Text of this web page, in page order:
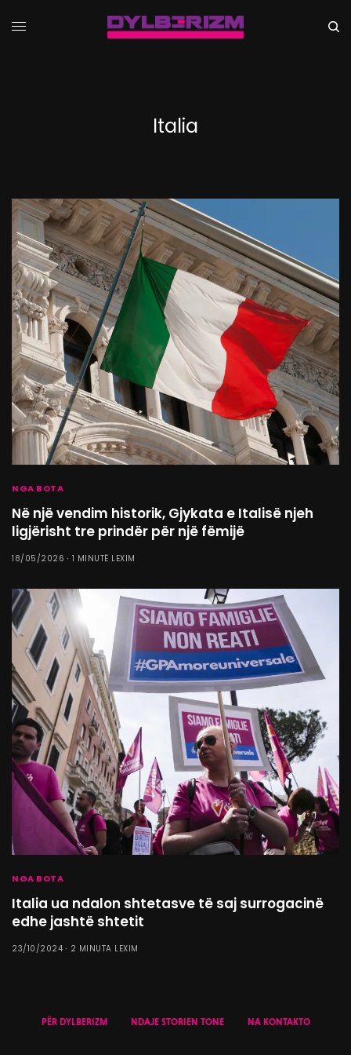
Italia
NGA BOTA
Në një vendim historik, Gjykata e Italisë njeh
ligjërisht tre prindër për një fëmijë
18/05/2026 1 MINUTË LEXIM
NGA BOTA
Italia ua ndalon shtetasve të saj surrogacinë
edhe jashtë shtetit
23/10/2024 2 MINUTA LEXIM
PËR DYLBERIZM NDAJE STORIEN TONE NA KONTAKTO